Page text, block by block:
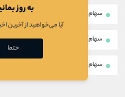
سهام جوین
سهام بمپنا
سهام خودرو
به روز
آیا می‌خواهید از آخرین
حتما